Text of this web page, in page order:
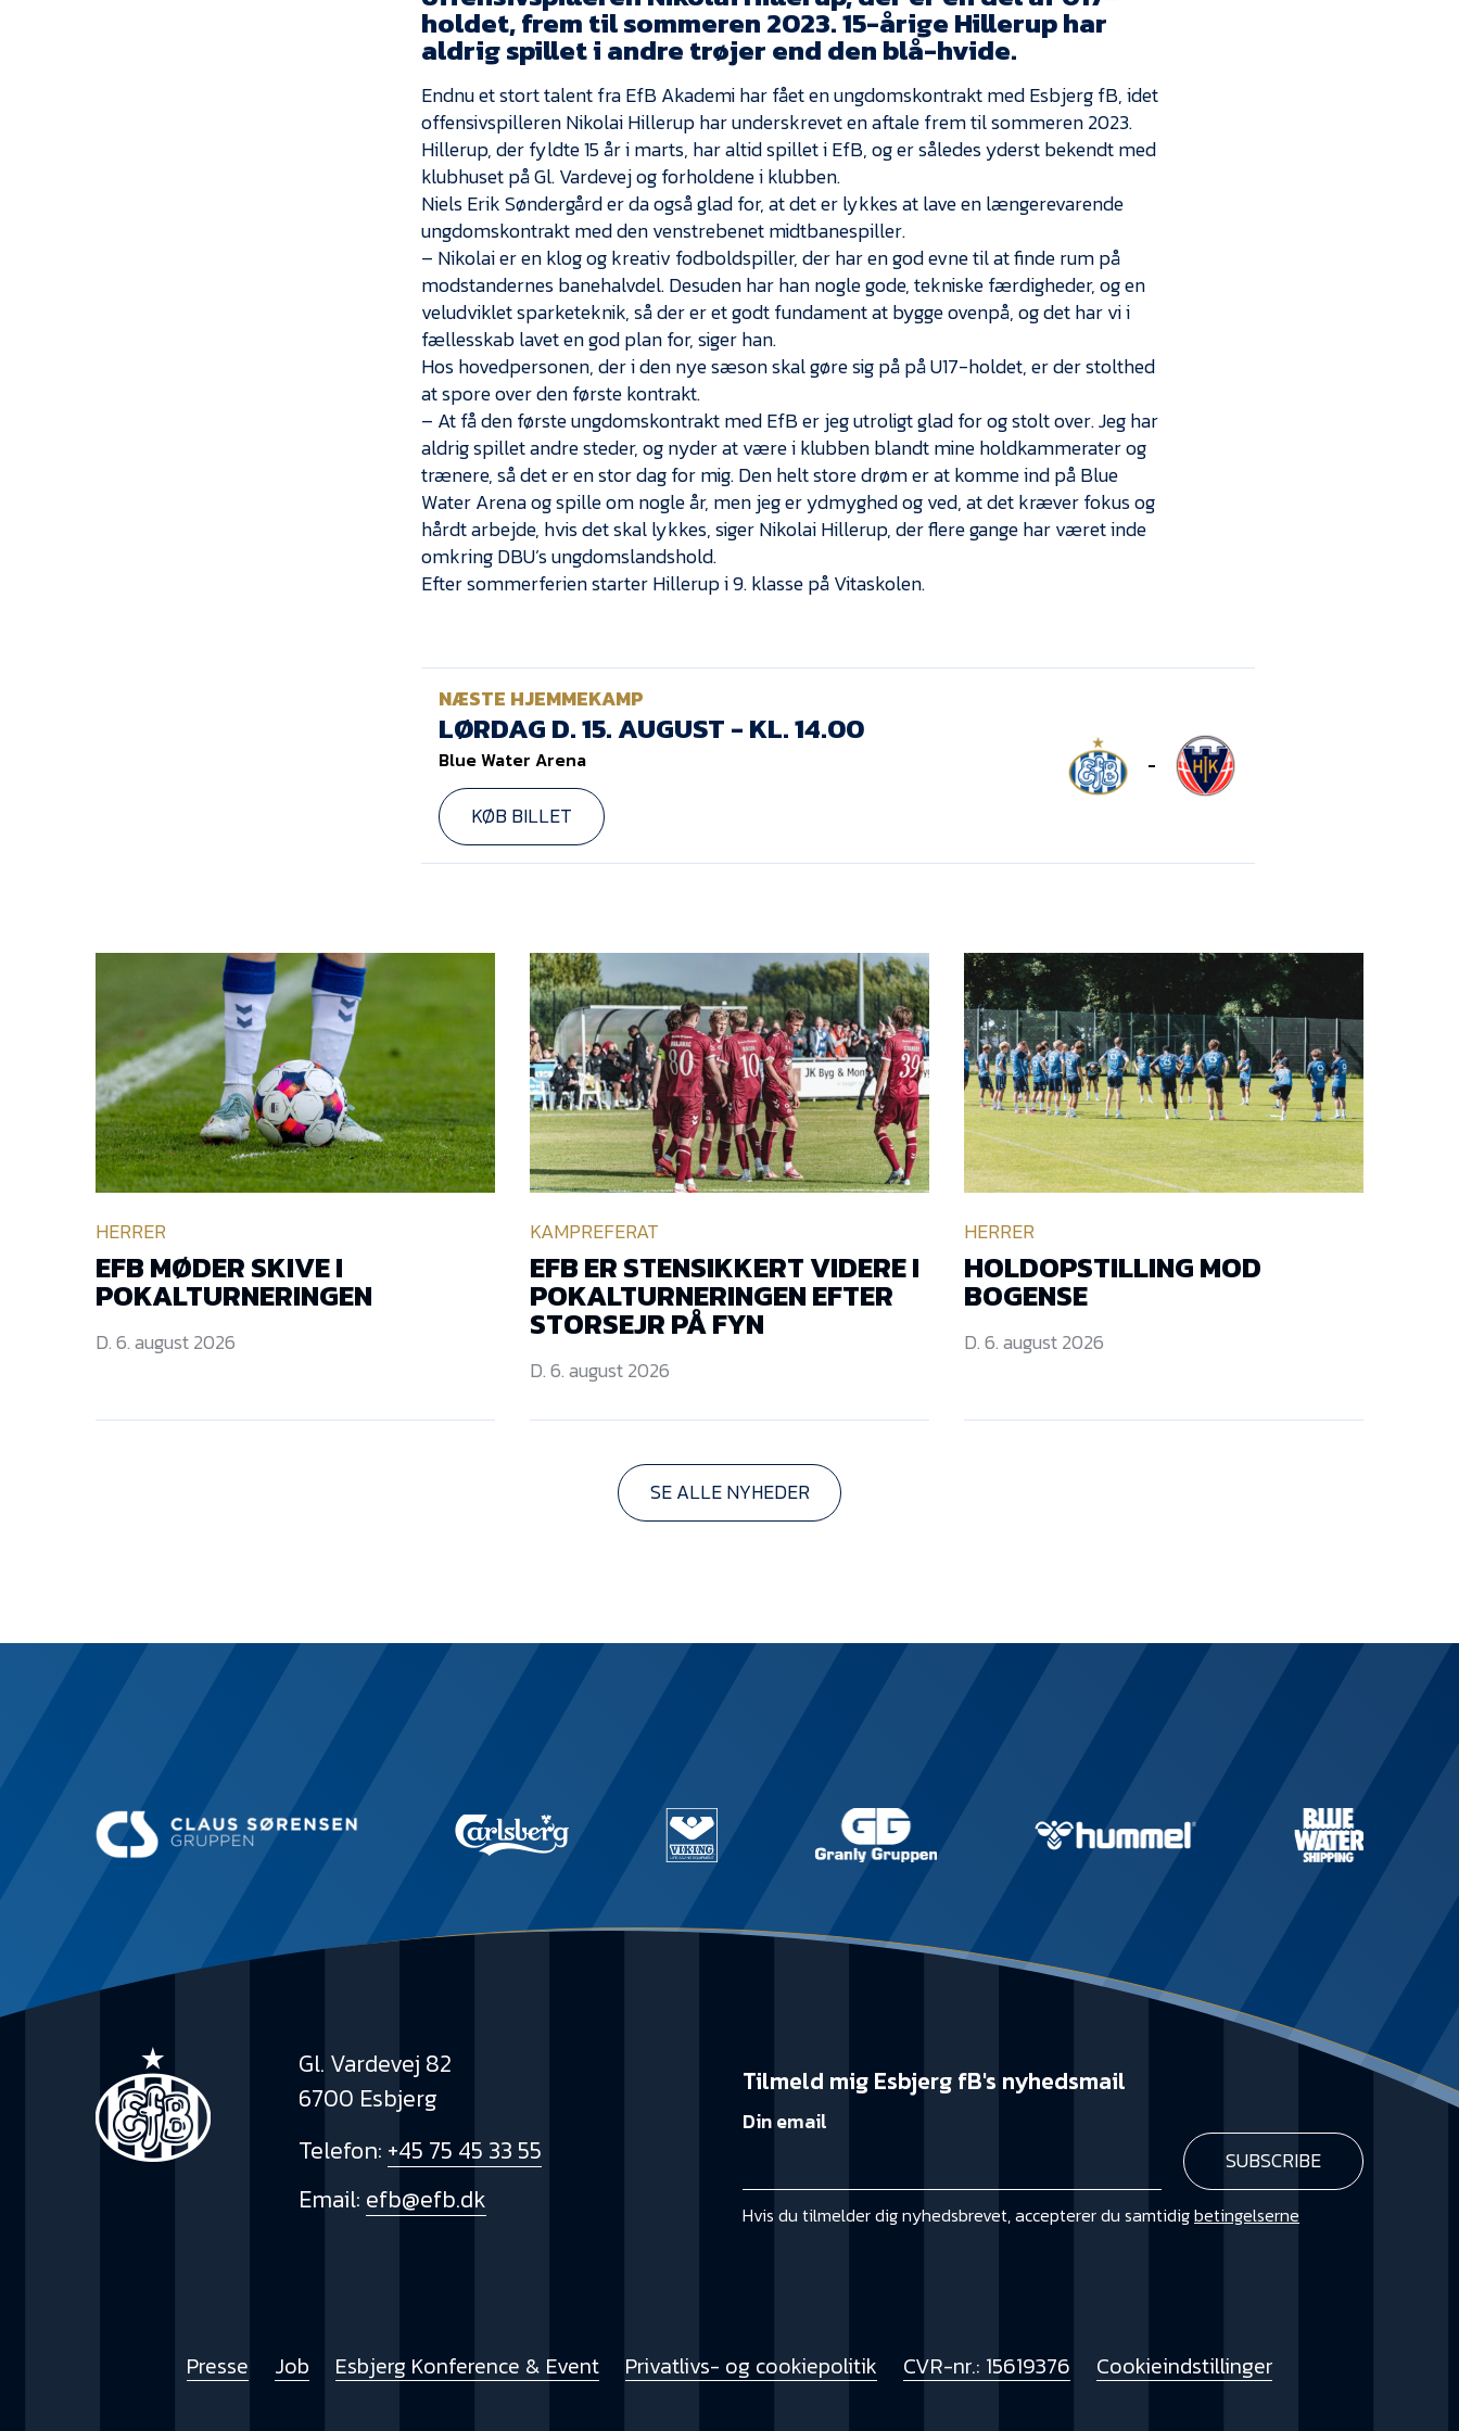
holdet, frem til sommeren 2023. 15-årige Hillerup har
aldrig spillet i andre trøjer end den blå-hvide.
Endnu et stort talent fra EfB Akademi har fået en ungdomskontrakt med Esbjerg fB, idet
offensivspilleren Nikolai Hillerup har underskrevet en aftale frem til sommeren 2023.
Hillerup, der fyldte 15 år i marts, har altid spillet i EfB, og er således yderst bekendt med
klubhuset på Gl. Vardevej og forholdene i klubben.
Niels Erik Søndergård er da også glad for, at det er lykkes at lave en længerevarende
ungdomskontrakt med den venstrebenet midtbanespiller.
– Nikolai er en klog og kreativ fodboldspiller, der har en god evne til at finde rum på
modstandernes banehalvdel. Desuden har han nogle gode, tekniske færdigheder, og en
veludviklet sparketeknik, så der er et godt fundament at bygge ovenpå, og det har vi i
fællesskab lavet en god plan for, siger han.
Hos hovedpersonen, der i den nye sæson skal gøre sig på på U17-holdet, er der stolthed
at spore over den første kontrakt.
– At få den første ungdomskontrakt med EfB er jeg utroligt glad for og stolt over. Jeg har
aldrig spillet andre steder, og nyder at være i klubben blandt mine holdkammerater og
trænere, så det er en stor dag for mig. Den helt store drøm er at komme ind på Blue
Water Arena og spille om nogle år, men jeg er ydmyghed og ved, at det kræver fokus og
hårdt arbejde, hvis det skal lykkes, siger Nikolai Hillerup, der flere gange har været inde
omkring DBU’s ungdomslandshold.
Efter sommerferien starter Hillerup i 9. klasse på Vitaskolen.
NÆSTE HJEMMEKAMP
LØRDAG D. 15. AUGUST - KL. 14.00
Blue Water Arena
KØB BILLET
-
HERRER
EFB MØDER SKIVE I
POKALTURNERINGEN
D. 6. august 2026
KAMPREFERAT
EFB ER STENSIKKERT VIDERE I
POKALTURNERINGEN EFTER
STORSEJR PÅ FYN
D. 6. august 2026
HERRER
HOLDOPSTILLING MOD
BOGENSE
D. 6. august 2026
SE ALLE NYHEDER
Gl. Vardevej 82
6700 Esbjerg
Telefon: +45 75 45 33 55
Email: efb@efb.dk
Presse Job Esbjerg Konference & Event Privatlivs- og cookiepolitik CVR-nr.: 15619376 Cookieindstillinger
Tilmeld mig Esbjerg fB's nyhedsmail
Din email
Hvis du tilmelder dig nyhedsbrevet, accepterer du samtidigbetingelserne